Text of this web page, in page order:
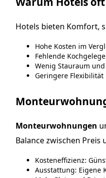
Hotels bieten Komfort,
Hohe Kosten im
Fehlende
Wenig Stauraum
Geringere Flexibilität
Monteurwohnungen
Balance zwischen Preis
Kosteneffizienz:
Ausstattung: Eigene